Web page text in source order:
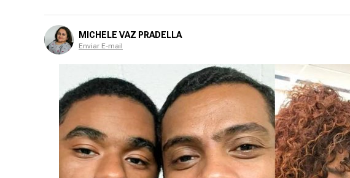
MICHELE VAZ PRADELLA
Enviar E-mail